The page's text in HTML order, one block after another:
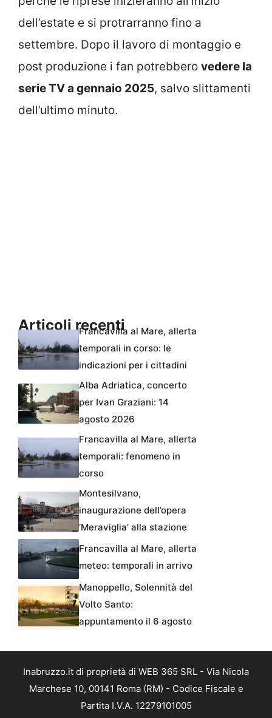
dell’estate e si protrarranno fino a
settembre. Dopo il lavoro di montaggio e
post produzione i fan potrebbero vedere la
serie TV a gennaio 2025, salvo slittamenti
dell’ultimo minuto.
Articoli recentiFrancavilla al Mare, allerta
temporali in corso: le
indicazioni per i cittadini
Alba Adriatica, concerto
per Ivan Graziani: 14
agosto 2026
Francavilla al Mare, allerta
temporali: fenomeno in
corso
Montesilvano,
inaugurazione dell’opera
‘Meraviglia’ alla stazione
Francavilla al Mare, allerta
meteo: temporali in arrivo
Manoppello, Solennità del
Volto Santo:
appuntamento il 6 agosto
Inabruzzo.it di proprietà di WEB 365 SRL - Via Nicola
Marchese 10, 00141 Roma (RM) - Codice Fiscale e
Partita I.V.A. 12279101005